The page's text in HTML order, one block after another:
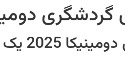
دومینیکا 2025 یک سفر به
به دل طبیعت